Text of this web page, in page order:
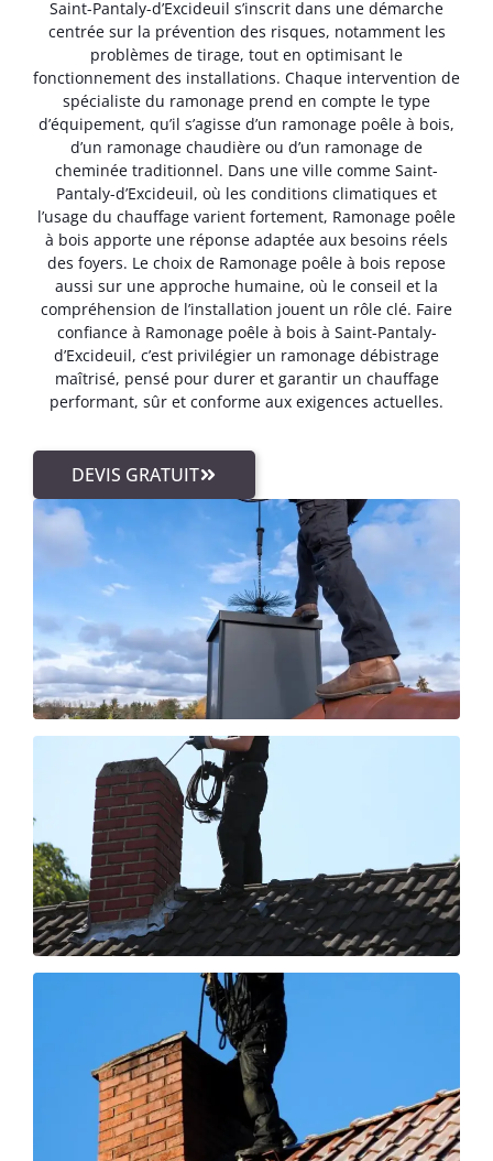
Saint-Pantaly-d’Excideuil s’inscrit dans une démarche
centrée sur la prévention des risques, notamment les
problèmes de tirage, tout en optimisant le
fonctionnement des installations. Chaque intervention de
spécialiste du ramonage prend en compte le type
d’équipement, qu’il s’agisse d’un ramonage poêle à bois,
d’un ramonage chaudière ou d’un ramonage de
cheminée traditionnel. Dans une ville comme Saint-
Pantaly-d’Excideuil, où les conditions climatiques et
l’usage du chauffage varient fortement, Ramonage poêle
à bois apporte une réponse adaptée aux besoins réels
des foyers. Le choix de Ramonage poêle à bois repose
aussi sur une approche humaine, où le conseil et la
compréhension de l’installation jouent un rôle clé. Faire
confiance à Ramonage poêle à bois à Saint-Pantaly-
d’Excideuil, c’est privilégier un ramonage débistrage
maîtrisé, pensé pour durer et garantir un chauffage
performant, sûr et conforme aux exigences actuelles.
DEVIS GRATUIT